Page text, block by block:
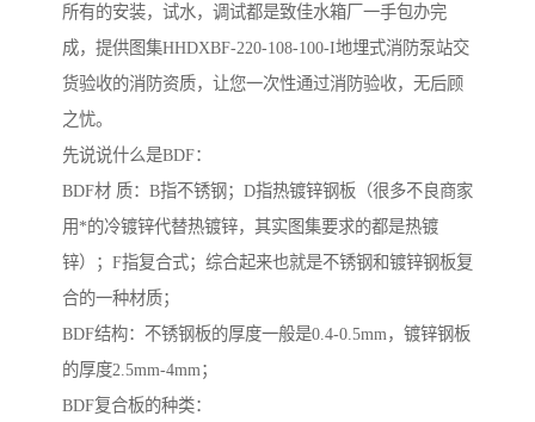
所有的安装，试水，调试都是致佳水箱厂一手包办完
成，提供图集HHDXBF-220-108-100-I地埋式消防泵站交
货验收的消防资质，让您一次性通过消防验收，无后顾
之忧。
先说说什么是BDF：
BDF材 质：B指不锈钢；D指热镀锌钢板（很多不良商家
用*的冷镀锌代替热镀锌，其实图集要求的都是热镀
锌）；F指复合式；综合起来也就是不锈钢和镀锌钢板复
合的一种材质；
BDF结构：不锈钢板的厚度一般是0.4-0.5mm，镀锌钢板
的厚度2.5mm-4mm；
BDF复合板的种类：